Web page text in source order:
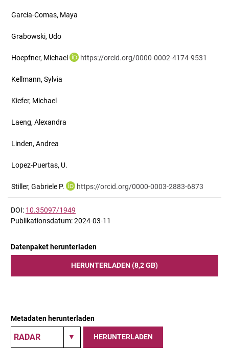
García-Comas, Maya
Grabowski, Udo
Hoepfner, Michael https://orcid.org/0000-0002-4174-9531
Kellmann, Sylvia
Kiefer, Michael
Laeng, Alexandra
Linden, Andrea
Lopez-Puertas, U.
Stiller, Gabriele P. https://orcid.org/0000-0003-2883-6873
DOI: 10.35097/1949
Publikationsdatum: 2024-03-11
Datenpaket herunterladen
HERUNTERLADEN (8,2 GB)
Metadaten herunterladen
HERUNTERLADEN